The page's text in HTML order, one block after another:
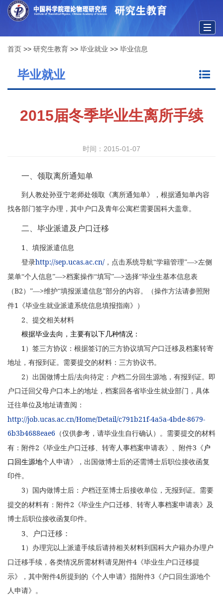
首页 >> 研究生教育 >> 毕业就业 >> 毕业信息
毕业就业
2015届冬季毕业生离所手续
时间：2015-01-07
一、领取离所通知单
到人教处孙亚宁老师处领取《离所通知单》，根据通知单内容
找各部门签字办理，其中户口及青年公寓栏需要国科大盖章。
二、毕业派遣及户口迁移
1、填报派遣信息
登录http://sep.ucas.ac.cn/ ，点击系统导航“学籍管理”—>左侧
菜单“个人信息”—>档案操作“填写”—>选择“毕业生基本信息表
（B2 ）”—>维护“填报派遣信息”部分的内容。（操作方法请参照附
件1 《毕业生就业派遣系统信息填报指南》）
2、提交相关材料
根据毕业去向，主要有以下几种情况：
1 ）签三方协议：根据签订的三方协议填写户口迁移及档案转寄
地址，有报到证。需要提交的材料： 三方协议书。
2 ）出国做博士后/去向待定：户档二分回生源地，有报到证。即
户口迁回父母户口本上的地址，档案回各省毕业生就业部门，具体
迁往单位及地址请查阅：
http://job.ucas.ac.cn/Home/Detail/c791b21f-4a5a-4bde-8679-
6b3b4688eae6 （仅供参考，请毕业生自行确认）。需要提交的材料
有：附件2 《毕业生户口迁移、转寄人事档案申请表》、附件3 《 户
口回生源地个人申请》，出国做博士后的还需博士后职位接收函复
印件。
3 ）国内做博士后：户档迁至博士后接收单位，无报到证。需要
提交的材料有：附件2 《毕业生户口迁移、转寄人事档案申请表》及
博士后职位接收函复印件。
3、户口迁移：
1 ）办理完以上派遣手续后请持相关材料到国科大户籍办办理户
口迁移手续，各类情况所需材料请见附件4 《毕业生户口迁移提
示》，其中附件4所提到的《个人申请》指附件3 《户口回生源地个
人申请》。